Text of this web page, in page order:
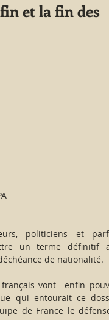
et la fin des
un terme définitif
de nationalité.
vont  enfin
qui entourait ce
de France le